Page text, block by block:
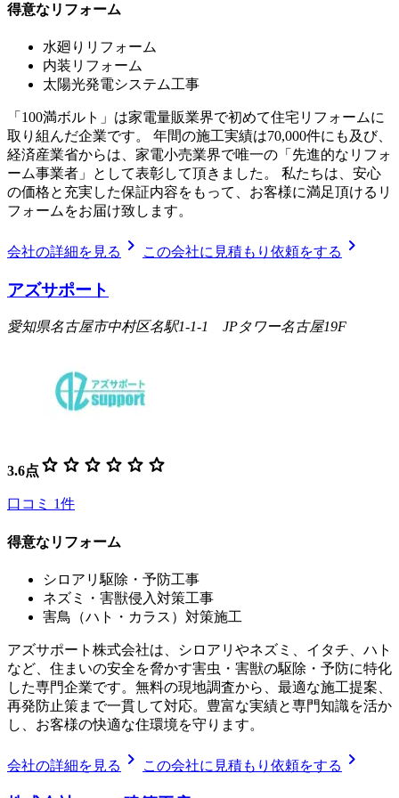
得意なリフォーム
水廻りリフォーム
内装リフォーム
太陽光発電システム工事
「100満ボルト」は家電量販業界で初めて住宅リフォームに
取り組んだ企業です。 年間の施工実績は70,000件にも及び、
経済産業省からは、家電小売業界で唯一の「先進的なリフォ
ーム事業者」として表彰して頂きました。 私たちは、安心
の価格と充実した保証内容をもって、お客様に満足頂けるリ
フォームをお届け致します。
会社の詳細を見る chevron_right この会社に見積もり依頼をする chevron_right
アズサポート
愛知県名古屋市中村区名駅1-1-1 JPタワー名古屋19F
3.6点 star star star star star star
口コミ 1件
得意なリフォーム
シロアリ駆除・予防工事
ネズミ・害獣侵入対策工事
害鳥（ハト・カラス）対策施工
アズサポート株式会社は、シロアリやネズミ、イタチ、ハト
など、住まいの安全を脅かす害虫・害獣の駆除・予防に特化
した専門企業です。無料の現地調査から、最適な施工提案、
再発防止策まで一貫して対応。豊富な実績と専門知識を活か
し、お客様の快適な住環境を守ります。
会社の詳細を見る chevron_right この会社に見積もり依頼をする chevron_right